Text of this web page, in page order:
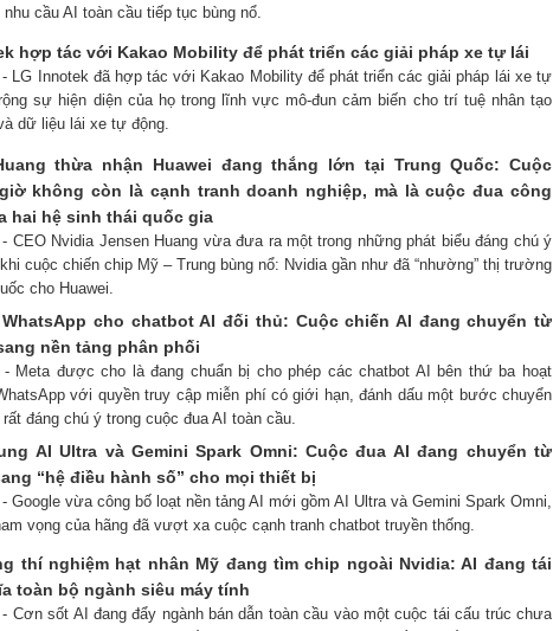
cầu AI toàn cầu tiếp tục bùng nổ.
hợp tác với Kakao Mobility để phát triển các giải pháp xe tự lái
- LG Innotek đã hợp tác với Kakao Mobility để phát triển các giải pháp lái xe tự
sự hiện diện của họ trong lĩnh vực mô-đun cảm biến cho trí tuệ nhân tạo
dữ liệu lái xe tự động.
thừa nhận Huawei đang thắng lớn tại Trung Quốc: Cuộc
không còn là cạnh tranh doanh nghiệp, mà là cuộc đua công
hai hệ sinh thái quốc gia
CEO Nvidia Jensen Huang vừa đưa ra một trong những phát biểu đáng chú ý
cuộc chiến chip Mỹ – Trung bùng nổ: Nvidia gần như đã “nhường” thị trường
cho Huawei.
WhatsApp cho chatbot AI đối thủ: Cuộc chiến AI đang chuyển từ
nền tảng phân phối
- Meta được cho là đang chuẩn bị cho phép các chatbot AI bên thứ ba hoạt
với quyền truy cập miễn phí có giới hạn, đánh dấu một bước chuyển
đáng chú ý trong cuộc đua AI toàn cầu.
AI Ultra và Gemini Spark Omni: Cuộc đua AI đang chuyển từ
“hệ điều hành số” cho mọi thiết bị
Google vừa công bố loạt nền tảng AI mới gồm AI Ultra và Gemini Spark Omni,
vọng của hãng đã vượt xa cuộc cạnh tranh chatbot truyền thống.
thí nghiệm hạt nhân Mỹ đang tìm chip ngoài Nvidia: AI đang tái
toàn bộ ngành siêu máy tính
Cơn sốt AI đang đẩy ngành bán dẫn toàn cầu vào một cuộc tái cấu trúc chưa